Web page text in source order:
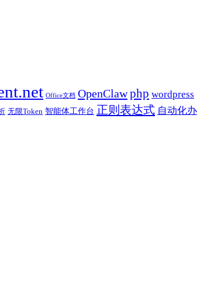
Office文档 OpenClawphp wordpress
无限Token 智能体工作台 正则表达式 自动化办